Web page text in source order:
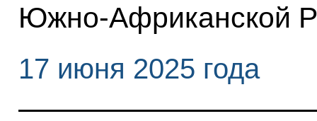
Южно-Африканской
17 июня 2025 года